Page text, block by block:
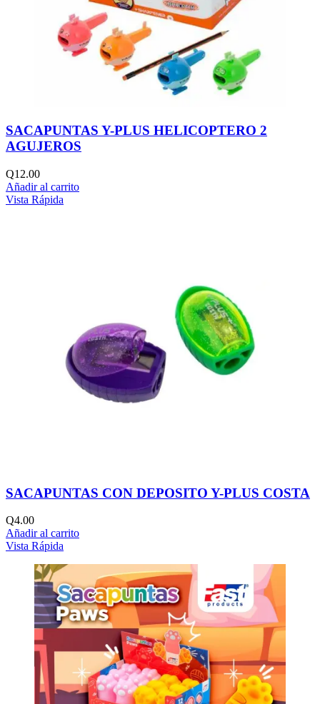
SACAPUNTAS Y-PLUS HELICOPTERO 2
AGUJEROS
Q12.00
Añadir al carrito
Vista Rápida
SACAPUNTAS CON DEPOSITO Y-PLUS COSTA
Q4.00
Añadir al carrito
Vista Rápida